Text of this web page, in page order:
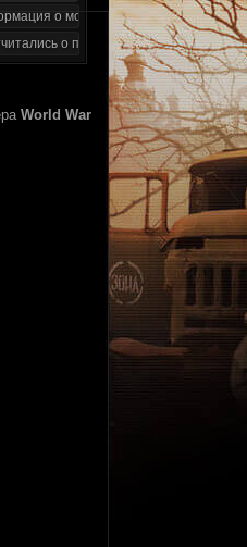
о моде за июнь 2020
о проделанной работе
World War